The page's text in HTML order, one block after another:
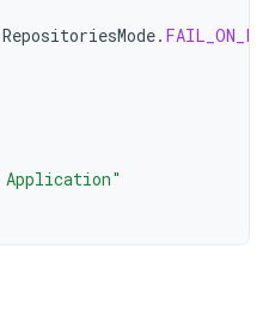
RepositoriesMode.
Application"